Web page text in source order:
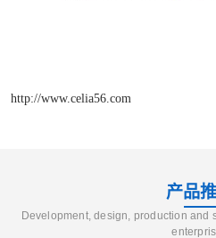
http://www.celia56.com
产品
Development, design, production and